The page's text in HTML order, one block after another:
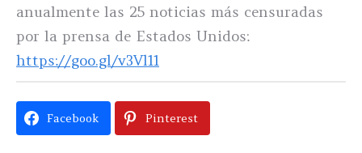
anualmente las 25 noticias más censuradas
por la prensa de Estados Unidos:
https://goo.gl/v3Vl11
Facebook Pinterest